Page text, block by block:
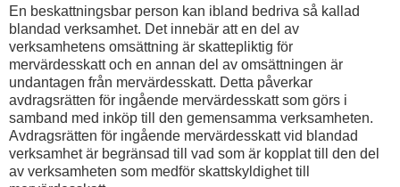
En beskattningsbar person kan ibland bedriva så kallad
blandad verksamhet. Det innebär att en del av
verksamhetens omsättning är skattepliktig för
mervärdesskatt och en annan del av omsättningen är
undantagen från mervärdesskatt. Detta påverkar
avdragsrätten för ingående mervärdesskatt som görs i
samband med inköp till den gemensamma verksamheten.
Avdragsrätten för ingående mervärdesskatt vid blandad
verksamhet är begränsad till vad som är kopplat till den del
av verksamheten som medför skattskyldighet till